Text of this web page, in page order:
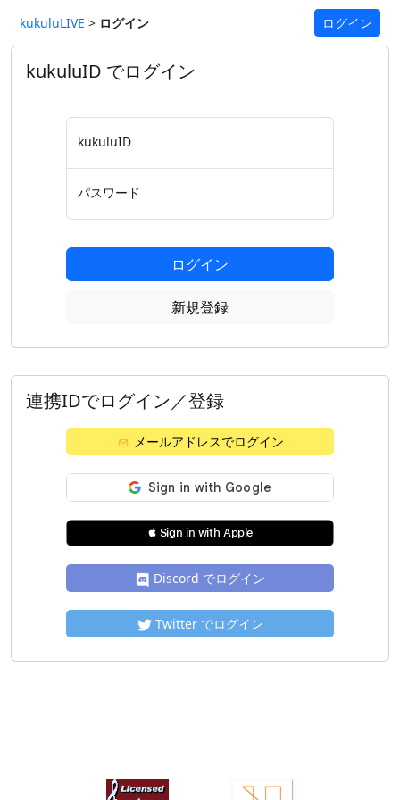
kukuluLIVE > ログイン ログイン
kukuluID でログイン
kukuluID
パスワード
ログイン
新規登録
連携IDでログイン／登録
メールアドレスでログイン
 Sign in with Apple
Discord でログイン
Twitter でログイン